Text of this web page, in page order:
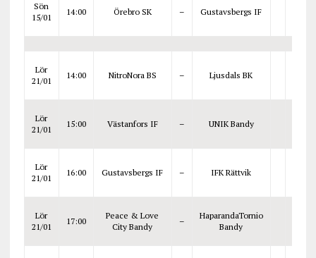
Sön
15/01
14:00 Örebro SK – Gustavsbergs IF
Lör
21/01
14:00 NitroNora BS – Ljusdals BK
Lör
21/01
15:00 Västanfors IF – UNIK Bandy
Lör
21/01
16:00 Gustavsbergs IF – IFK Rättvik
Lör
21/01
17:00
Peace & Love
City Bandy
–
HaparandaTornio
Bandy